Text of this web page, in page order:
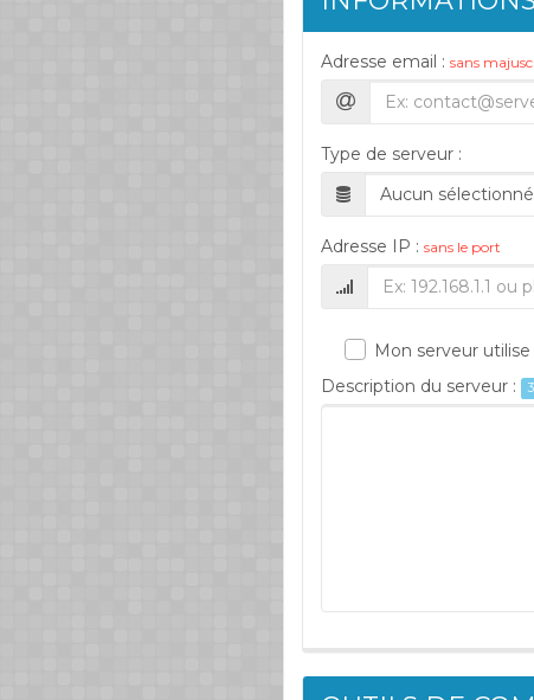
Adresse email : sans
Type de serveur :
Aucun sélectionné
Adresse IP : sans le port
Mon serveur
Description du serveur :